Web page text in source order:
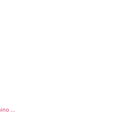
GUIA DEFINITIVA: ¿Como germino semillas de Marihuana?